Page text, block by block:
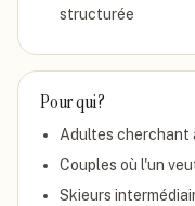
structurée
Pour qui ?
Adultes cherchant
Couples où l'un
Skieurs